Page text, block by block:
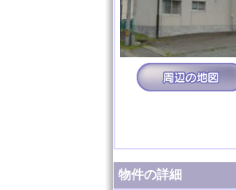
物件の詳細